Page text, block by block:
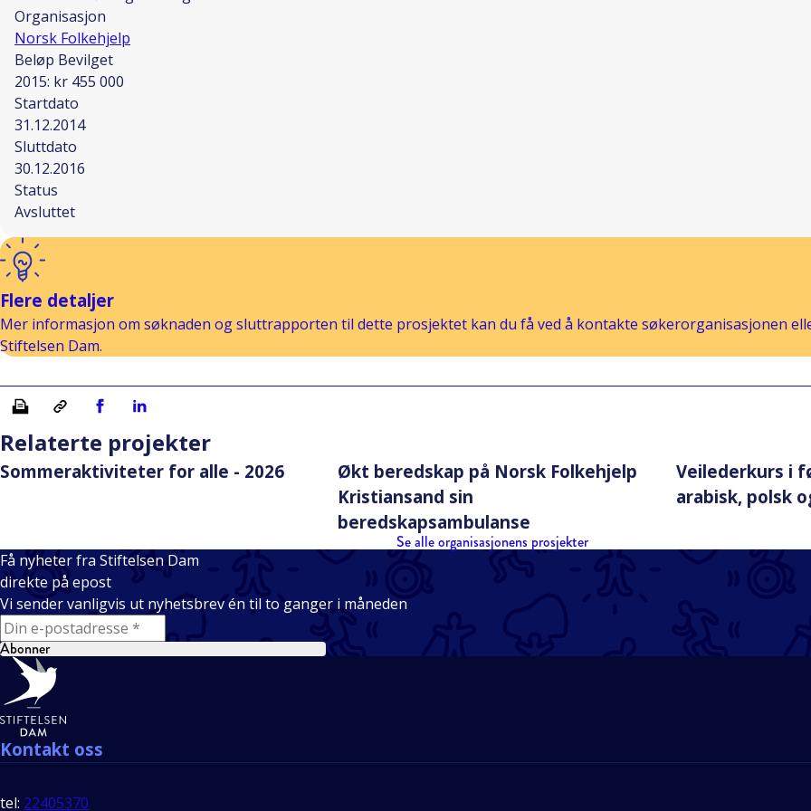
Organisasjon
Norsk Folkehjelp
Beløp Bevilget
2015: kr 455 000
Startdato
31.12.2014
Sluttdato
30.12.2016
Status
Avsluttet
Flere detaljer
Mer informasjon om søknaden og sluttrapporten til dette prosjektet kan du få ved å kontakte søkerorganisasjonen
Stiftelsen Dam.
Skriv ut Kopiera länkDel på Facebook
Del på Linkedin
Relaterte projekter
Sommeraktiviteter for alle - 2026
Økt beredskap på Norsk Folkehjelp
Kristiansand sin
beredskapsambulanse
Veilederkurs i
arabisk, polsk
Se alle organisasjonens prosjekter
Få nyheter fra Stiftelsen Dam
direkte på epost
Vi sender vanligvis ut nyhetsbrev én til to ganger i måneden
E-mail
Abonner
Bunntekst
Kontakt oss
tel: 22405370